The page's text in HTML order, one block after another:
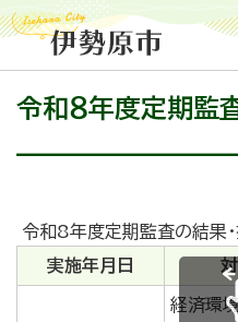
令和８年度定期監
令和8年度定期監査の結果
実施年月日
経済環